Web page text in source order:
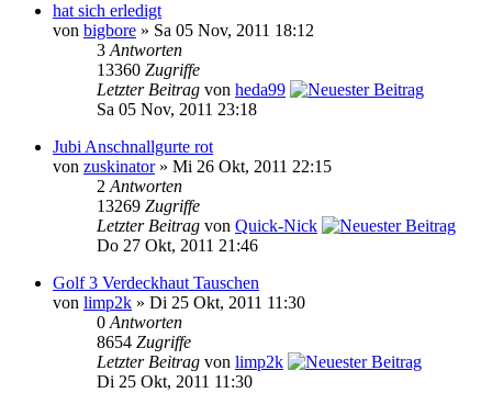
hat sich erledigt
von bigbore » Sa 05 Nov, 2011 18:12
3 Antworten
13360 Zugriffe
Letzter Beitrag von heda99
Sa 05 Nov, 2011 23:18
Jubi Anschnallgurte rot
von zuskinator» Mi 26 Okt, 2011 22:15
2 Antworten
13269 Zugriffe
Letzter Beitrag von Quick-Nick
Do 27 Okt, 2011 21:46
Golf 3 Verdeckhaut Tauschen
von limp2k » Di 25 Okt, 2011 11:30
0 Antworten
8654 Zugriffe
Letzter Beitrag von limp2k
Di 25 Okt, 2011 11:30